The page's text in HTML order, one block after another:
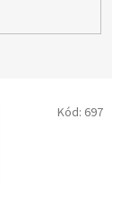
Kód: 697